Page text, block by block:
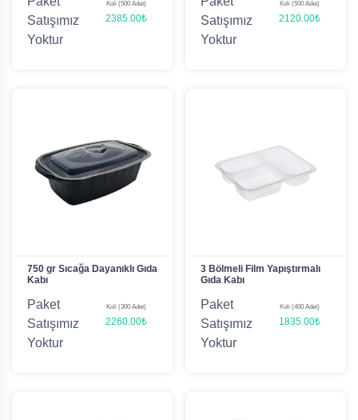
Satışımız
Yoktur
Koli (500 Adet)
2385.00₺
Satışımız
Yoktur
Koli (500 Adet)
2120.00₺
750 gr Sıcağa Dayanıklı Gıda
Kabı
Paket
Satışımız
Yoktur
Koli (300 Adet)
2260.00₺
3 Bölmeli Film Yapıştırmalı
Gıda Kabı
Paket
Satışımız
Yoktur
Koli (400 Adet)
1835.00₺